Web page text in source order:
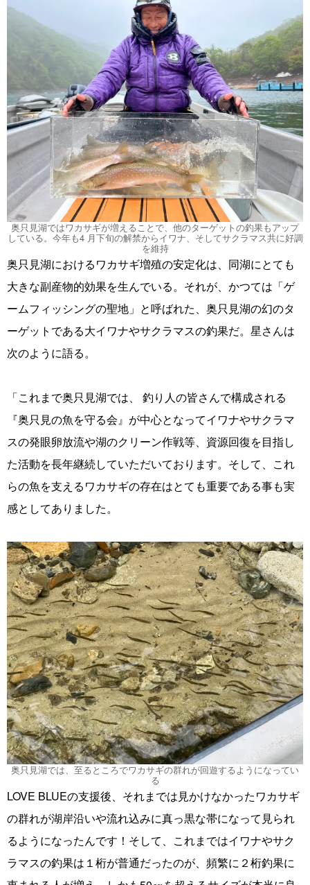
奥只見湖ではワカサギが増えることで、他のターゲットの釣果もアップ
している。今年も4 月下旬の解禁からイワナ、そしてサクラマス共に好調
を維持
奥只見湖におけるワカサギ増殖の安定化は、同湖にとても
大きな副産物的効果を生んでいる。それが、かつては「ゲ
ームフィッシングの聖地」と呼ばれた、奥只見湖の幻のタ
ーゲットである大イワナやサクラマスの釣果だ。星さんは
次のように語る。
「これまで奥只見湖では、 釣り人の皆さんで構成される
『奥只見の魚を守る会』が中心となってイワナやサクラマ
スの発眼卵放流や湖のクリーン作戦等、資源回復を目指し
た活動を長年継続していただいております。そして、これ
らの魚を支えるワカサギの存在はとても重要である事も実
感としてありました。
奥只見湖では、至るところでワカサギの群れが回遊するようになってい
る
LOVE BLUEの支援後、それまでは見かけなかったワカサギ
の群れが湖岸沿いや流れ込みに真っ黒な帯になって見られ
るようになったんです！そして、これまではイワナやサク
ラマスの釣果は１桁が普通だったのが、頻繁に２桁釣果に